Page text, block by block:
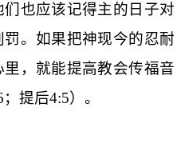
也应该记得主的日子对
。如果把神现今的忍耐
，就能提高教会传福音
；提后4:5）。